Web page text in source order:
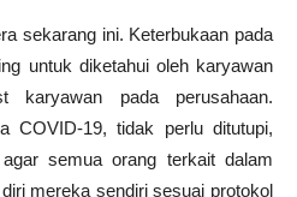
sekarang ini. Keterbukaan pada
untuk diketahui oleh karyawan
karyawan pada perusahaan.
COVID-19, tidak perlu ditutupi,
semua orang terkait dalam
mereka sendiri sesuai protokol